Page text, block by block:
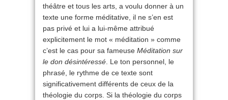
théâtre et tous les arts, a voulu donner à un
texte une forme méditative, il ne s’en est
pas privé et lui a lui-même attribué
explicitement le mot « méditation » comme
c’est le cas pour sa fameuse Méditation sur
le don désintéressé . Le ton personnel, le
phrasé, le rythme de ce texte sont
significativement différents de ceux de la
théologie du corps. Si la théologie du corps